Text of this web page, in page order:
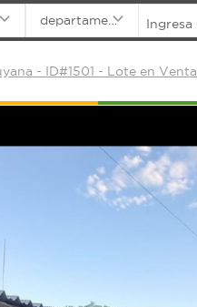
departamentos
- ID#1501 - Lote en Venta